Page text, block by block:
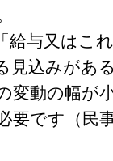
与又はこ
見込みがあ
変動の幅が
要です（民